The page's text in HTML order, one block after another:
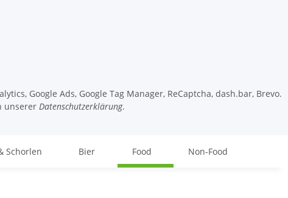
Google Ads, Google Tag Manager, ReCaptcha, dash.bar, Brevo.
unserer Datenschutzerklärung.
Schorlen Bier Food Non-Food